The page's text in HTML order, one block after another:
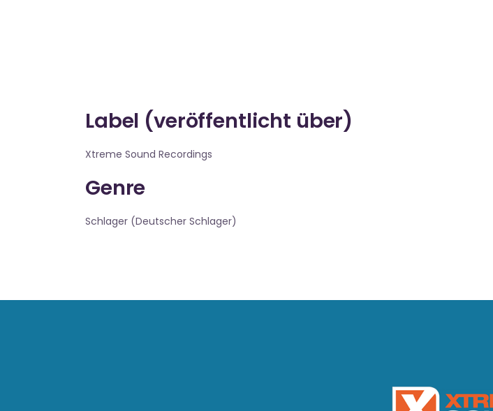
Label (veröffentlicht über)
Xtreme Sound Recordings
Genre
Schlager (Deutscher Schlager)